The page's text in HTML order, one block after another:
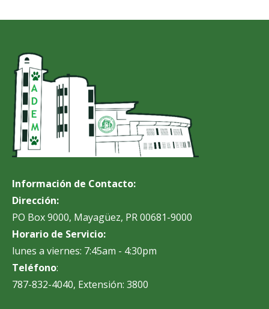
Información de Contacto:
Dirección:
PO Box 9000, Mayagüez, PR 00681-9000
Horario de Servicio:
lunes a viernes: 7:45am - 4:30pm
Teléfono:
787-832-4040, Extensión: 3800